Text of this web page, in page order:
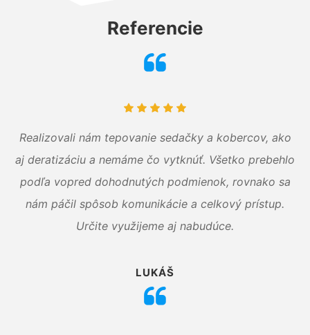
Referencie
Realizovali nám tepovanie sedačky a kobercov, ako
aj deratizáciu a nemáme čo vytknúť. Všetko prebehlo
podľa vopred dohodnutých podmienok, rovnako sa
nám páčil spôsob komunikácie a celkový prístup.
Určite využijeme aj nabudúce.
LUKÁŠ